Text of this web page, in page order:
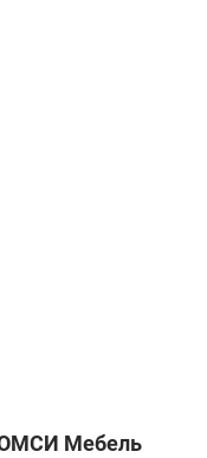
Мебель